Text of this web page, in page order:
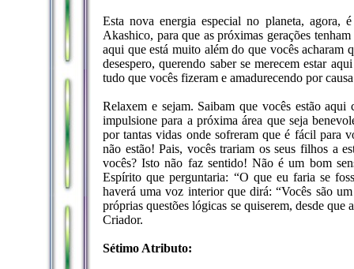
Esta nova energia especial no planeta, agora,
Akashico, para que as próximas gerações
aqui que está muito além do que vocês acharam
desespero, querendo saber se merecem estar
tudo que vocês fizeram e amadurecendo por
Relaxem e sejam. Saibam que vocês estão
impulsione para a próxima área que seja
por tantas vidas onde sofreram que é fácil para
não estão! Pais, vocês trariam os seus filhos a
vocês? Isto não faz sentido! Não é um bom
Espírito que perguntaria: “O que eu faria se
haverá uma voz interior que dirá: “Vocês são
próprias questões lógicas se quiserem, desde
Criador.
Sétimo Atributo: